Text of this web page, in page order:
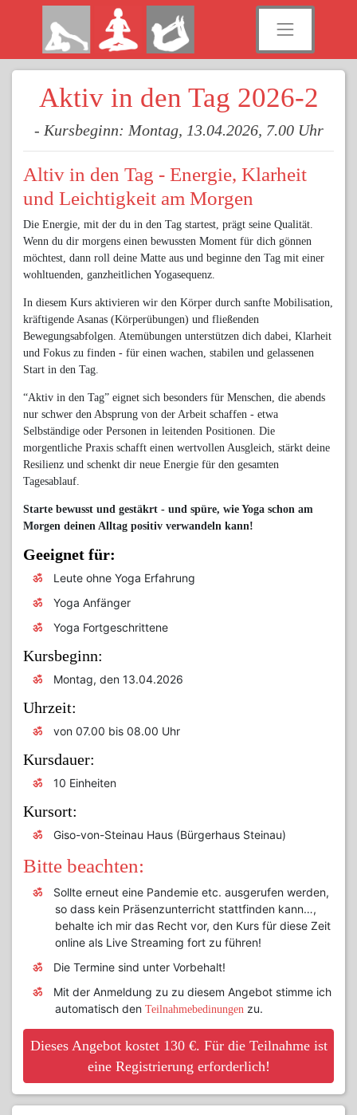
Aktiv in den Tag 2026-2
- Kursbeginn: Montag, 13.04.2026, 7.00 Uhr
Altiv in den Tag - Energie, Klarheit
und Leichtigkeit am Morgen
Die Energie, mit der du in den Tag startest, prägt seine Qualität.
Wenn du dir morgens einen bewussten Moment für dich gönnen
möchtest, dann roll deine Matte aus und beginne den Tag mit einer
wohltuenden, ganzheitlichen Yogasequenz.
In diesem Kurs aktivieren wir den Körper durch sanfte Mobilisation,
kräftigende Asanas (Körperübungen) und fließenden
Bewegungsabfolgen. Atemübungen unterstützen dich dabei, Klarheit
und Fokus zu finden - für einen wachen, stabilen und gelassenen
Start in den Tag.
“Aktiv in den Tag” eignet sich besonders für Menschen, die abends
nur schwer den Absprung von der Arbeit schaffen - etwa
Selbständige oder Personen in leitenden Positionen. Die
morgentliche Praxis schafft einen wertvollen Ausgleich, stärkt deine
Resilienz und schenkt dir neue Energie für den gesamten
Tagesablauf.
Starte bewusst und gestäkrt - und spüre, wie Yoga schon am
Morgen deinen Alltag positiv verwandeln kann!
Geeignet für:
Leute ohne Yoga Erfahrung
Yoga Anfänger
Yoga Fortgeschrittene
Kursbeginn:
Montag, den 13.04.2026
Uhrzeit:
von 07.00 bis 08.00 Uhr
Kursdauer:
10 Einheiten
Kursort:
Giso-von-Steinau Haus (Bürgerhaus Steinau)
Bitte beachten:
Sollte erneut eine Pandemie etc. ausgerufen werden,
so dass kein Präsenzunterricht stattfinden kann…,
behalte ich mir das Recht vor, den Kurs für diese Zeit
online als Live Streaming fort zu führen!
Die Termine sind unter Vorbehalt!
Mit der Anmeldung zu zu diesem Angebot stimme ich
automatisch den Teilnahmebedinungen zu.
Dieses Angebot kostet 130 €. Für die Teilnahme ist
eine Registrierung erforderlich!